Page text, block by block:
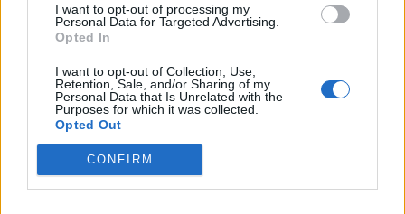
I want to opt-out of processing my
Personal Data for Targeted Advertising.
Opted In
I want to opt-out of Collection, Use,
Retention, Sale, and/or Sharing of my
Personal Data that Is Unrelated with the
Purposes for which it was collected.
Opted Out
CONFIRM
Animazione Leggera (0.31 Mb)
25 Aprile alle ore 17:44
·Ti stimo ·Rispondi
EbbeneSi 😂😂😂😂😂 lui ha un sorriso
diabolico! E per il mal d auto sono uguale 😅
1